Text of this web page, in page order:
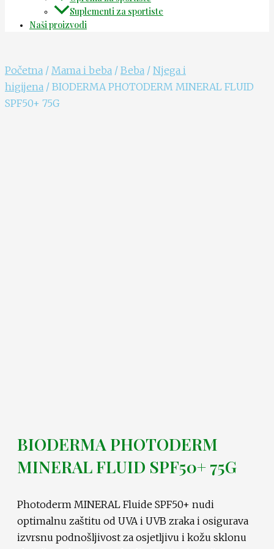
Suplementi za sportiste
Naši proizvodi
Početna / Mama i beba / Beba / Njega i
higijena / BIODERMA PHOTODERM MINERAL FLUID
SPF50+ 75G
BIODERMA PHOTODERM
MINERAL FLUID SPF50+ 75G
Photoderm MINERAL Fluide SPF50+ nudi
optimalnu zaštitu od UVA i UVB zraka i osigurava
izvrsnu podnošljivost za osjetljivu i kožu sklonu